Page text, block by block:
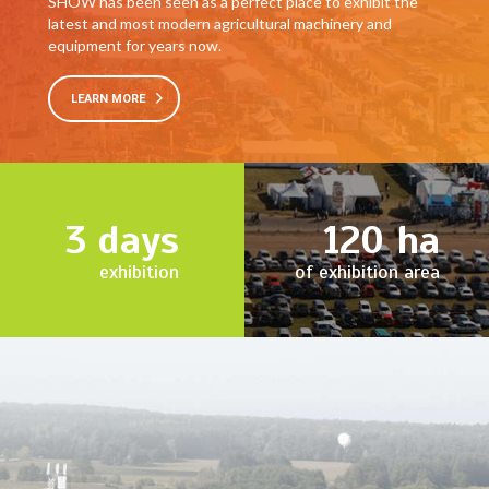
latest and most modern agricultural machinery and
equipment for years now.
LEARN MORE
3 days
exhibition
120ha
of exhibition area